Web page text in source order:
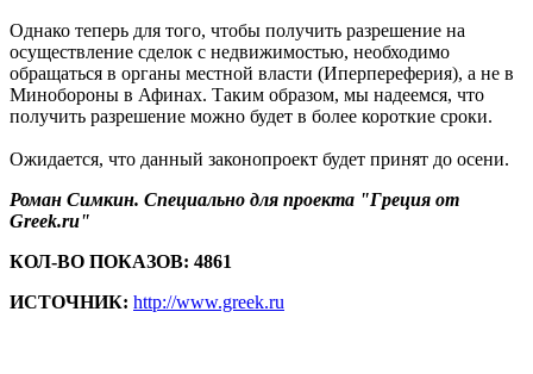
Однако теперь для того, чтобы получить разрешение на
осуществление сделок с недвижимостью, необходимо
обращаться в органы местной власти (Иперпереферия), а не в
Минобороны в Афинах. Таким образом, мы надеемся, что
получить разрешение можно будет в более короткие сроки.
Ожидается, что данный законопроект будет принят до осени.
Роман Симкин. Специально для проекта "Греция от
Greek.ru"
КОЛ-ВО ПОКАЗОВ: 4861
ИСТОЧНИК: http://www.greek.ru